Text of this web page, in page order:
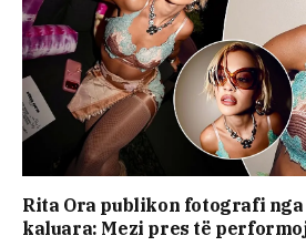
Rita Ora publikon fotografi
kaluara: Mezi pres të